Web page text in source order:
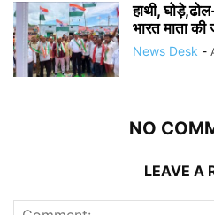
हाथी,
भारत माता
News Desk -
NO
LEAVE A